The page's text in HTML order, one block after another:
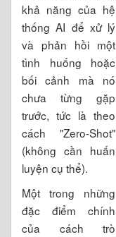
khả năng của hệ
thống AI để xử lý
và phản hồi một
tình huống hoặc
bối cảnh mà nó
chưa từng gặp
trước, tức là theo
cách "Zero-Shot"
(không cần huấn
luyện cụ thể).
Một trong những
đặc điểm chính
của cách trò